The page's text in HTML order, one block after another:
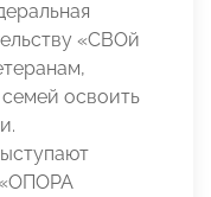
«СВОй
освоить